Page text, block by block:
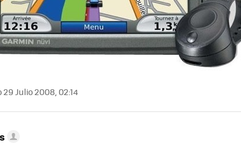
Julio 2008, 02:14